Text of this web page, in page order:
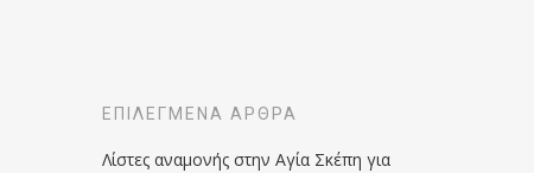
ΕΠΙΛΕΓΜΈΝΑ ΆΡΘΡΑ
Λίστες αναμονής στην Αγία Σκέπη για